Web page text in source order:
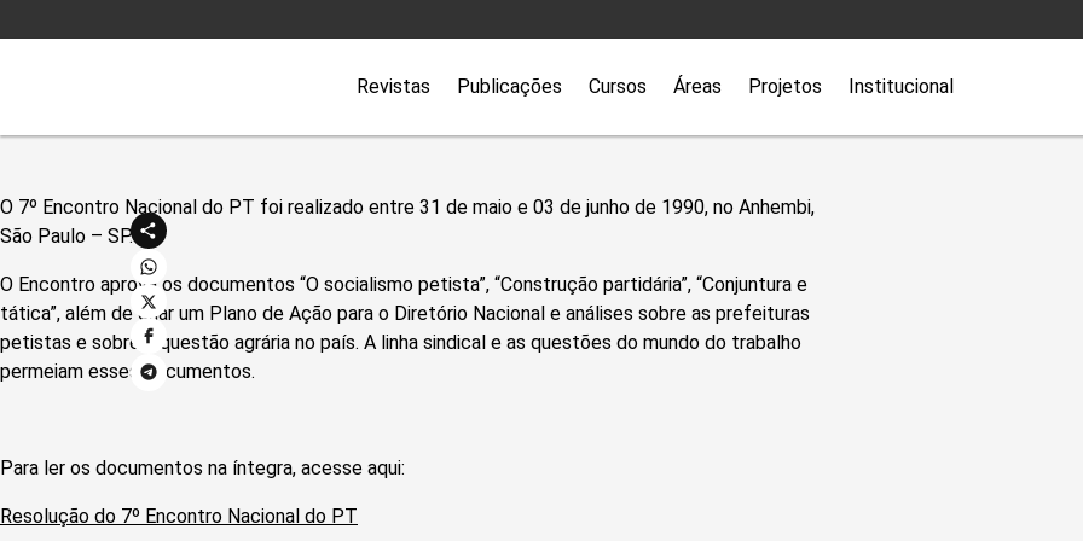
Revistas Publicações Cursos Áreas Projetos Institucional
O 7º Encontro Nacional do PT foi realizado entre 31 de maio e 03 de junho de 1990, no Anhembi,
São Paulo – SP.
O Encontro aprova os documentos “O socialismo petista”, “Construção partidária”, “Conjuntura e
tática”, além de criar um Plano de Ação para o Diretório Nacional e análises sobre as prefeituras
petistas e sobre a questão agrária no país. A linha sindical e as questões do mundo do trabalho
permeiam esses documentos.
Para ler os documentos na íntegra, acesse aqui:
Resolução do 7º Encontro Nacional do PT